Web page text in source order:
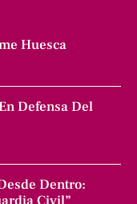
Huesca
Defensa Del
Dentro: